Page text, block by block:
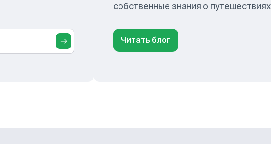
собственные знания о путешествиях
Читать блог